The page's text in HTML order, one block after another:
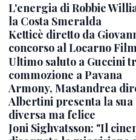
L'energia di Robbie
la Costa Smeralda
Ketticè diretto da
concorso al Locarno
Ultimo saluto a Guccini
commozione a Pavana
Armony, Mastandrea
Albertini presenta la
diversa ma felice
Joni Sighvatsson: "Il